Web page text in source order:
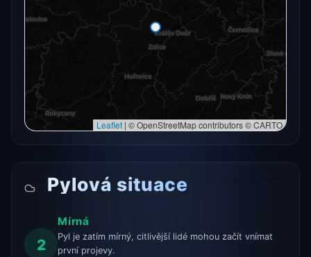
Otevřít v plné mapě
Otevřít v plné mapě →
Leaflet | © OpenStreetMap contributors © CARTO
Pylová situace
2
Mírná
Pyl je zatím mírný, citlivější lidé mohou začít vnímat
první projevy.